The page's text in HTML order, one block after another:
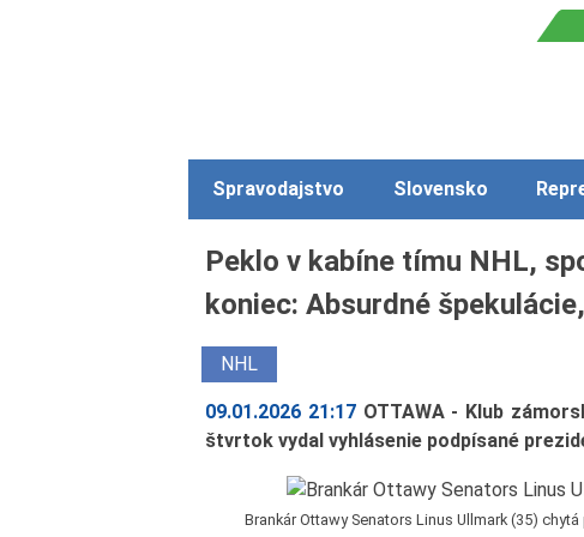
Spravodajstvo Slovensko
Peklo v kabíne tímu NHL,
koniec: Absurdné
NHL
09.01.2026 21:17 OTTAWA - Klub
štvrtok vydal vyhlásenie podpísané
Brankár Ottawy Senators Linus Ullmark (35)